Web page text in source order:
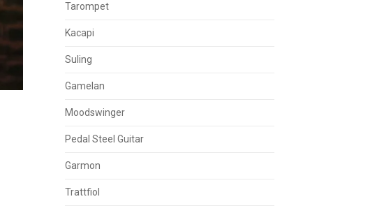
Tarompet
Kacapi
Suling
Gamelan
Moodswinger
Pedal Steel Guitar
Garmon
Trattfiol